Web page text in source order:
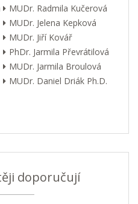
MUDr. Radmila Kučerová
MUDr. Jelena Kepková
MUDr. Jiří Kovář
PhDr. Jarmila Převrátilová
MUDr. Jarmila Broulová
MUDr. Daniel Driák Ph.D.
doporučují